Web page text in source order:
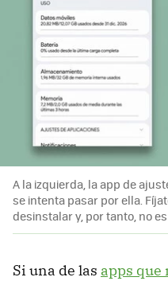
A la izquierda, la app de
se intenta pasar por ella.
desinstalar y, por tanto, no
Si una de las apps que